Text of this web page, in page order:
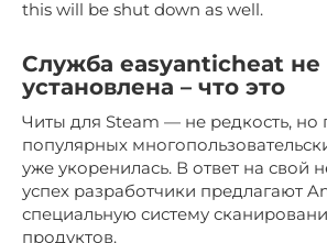
this will be shut down as well.
Служба easyanticheat не
установлена – что это
Читы для Steam — не редкость, но
популярных
уже укоренилась. В ответ на свой
успех разработчики предлагают
специальную систему
продуктов.